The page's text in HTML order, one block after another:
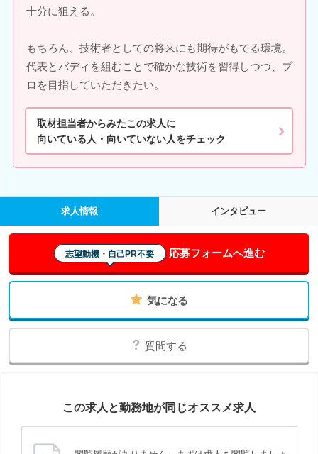
十分に狙える。
もちろん、技術者としての将来にも期待がもてる環境。
代表とバディを組むことで確かな技術を習得しつつ、プ
ロを目指していただきたい。
取材担当者からみたこの求人に
向いている人・向いていない人をチェック
求人情報 インタビュー
志望動機・自己PR不要 応募フォームへ進む
気になる
質問する
この求人と勤務地が同じオススメ求人